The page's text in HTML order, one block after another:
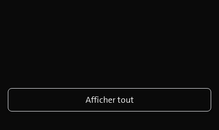
Afficher tout